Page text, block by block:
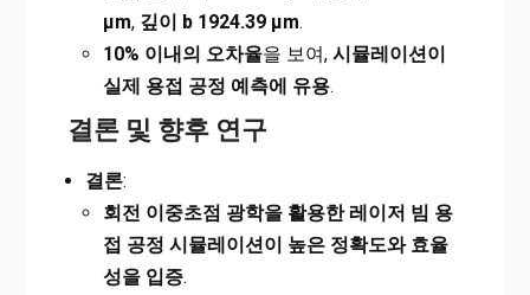
µm, 깊이 b 1924.39 µm.
10% 이내의 오차율을 보여, 시뮬레이션이
실제 용접 공정 예측에 유용.
결론 및 향후 연구
결론:
회전 이중초점 광학을 활용한 레이저 빔 용
접 공정 시뮬레이션이 높은 정확도와 효율
성을 입증.